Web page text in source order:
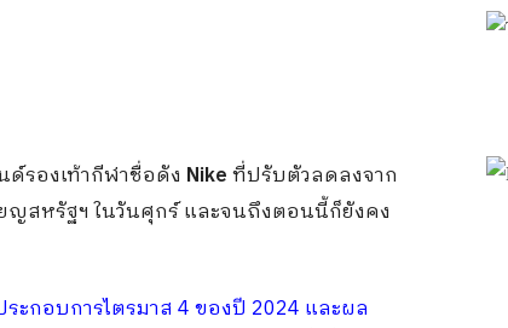
รองเท้ากีฬาชื่อดัง Nikeที่ปรับตัวลดลงจาก
ญสหรัฐฯ ในวันศุกร์ และจนถึงตอนนี้ก็ยังคง
ะกอบการไตรมาส 4 ของปี 2024 และผล